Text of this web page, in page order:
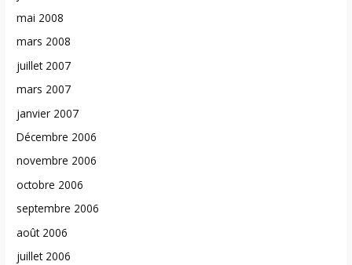
mai 2008
mars 2008
juillet 2007
mars 2007
janvier 2007
Décembre 2006
novembre 2006
octobre 2006
septembre 2006
août 2006
juillet 2006